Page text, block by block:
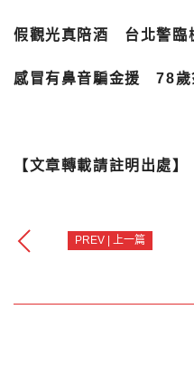
假觀光真陪酒 台北警臨
感冒有鼻音騙金援 78歲
【文章轉載請註明出處】
PREV | 上一篇